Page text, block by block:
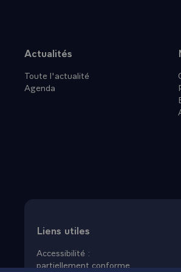
Plan du site
Actualités
Toute l'actualité
Agenda
Liens utiles
Accessibilité :
partiellement conforme